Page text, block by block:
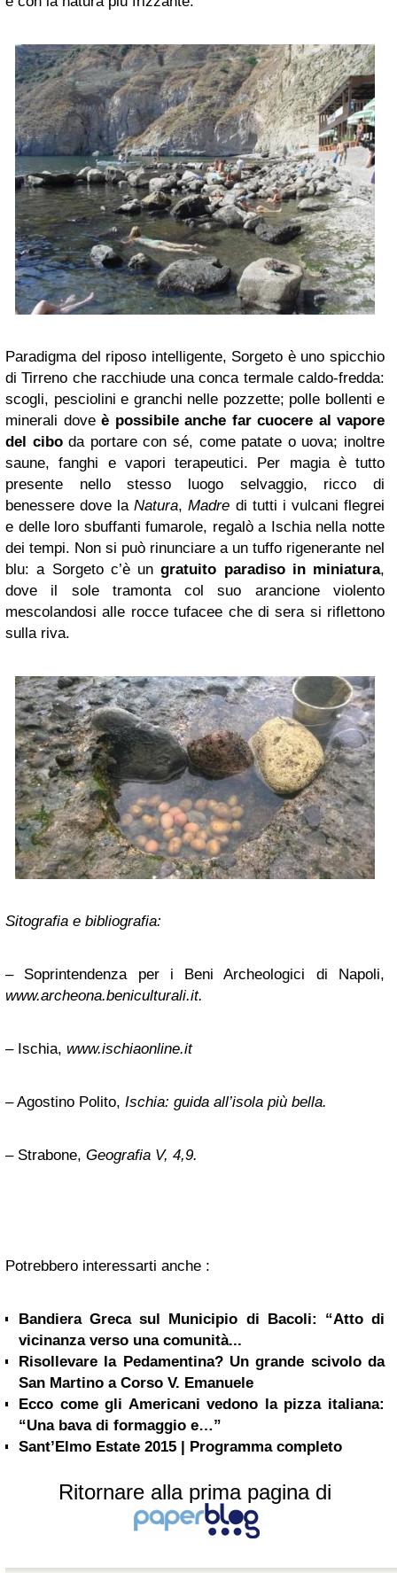
Paradigma del riposo intelligente, Sorgeto è uno spicchio
di Tirreno che racchiude una conca termale caldo-fredda:
scogli, pesciolini e granchi nelle pozzette; polle bollenti e
minerali dove è possibile anche far cuocere al vapore
del ciboda portare con sé, come patate o uova; inoltre
saune, fanghi e vapori terapeutici. Per magia è tutto
presente nello stesso luogo selvaggio, ricco di
benessere dove laNatura,Madre di tutti i vulcani flegrei
e delle loro sbuffanti fumarole, regalò a Ischia nella notte
dei tempi. Non si può rinunciare a un tuffo rigenerante nel
blu: a Sorgeto c’è ungratuito paradiso in miniatura,
dove il sole tramonta col suo arancione violento
mescolandosi alle rocce tufacee che di sera si riflettono
sulla riva.
Sitografia e bibliografia:
– Soprintendenza per i Beni Archeologici di Napoli,
www.archeona.beniculturali.it.
– Ischia, www.ischiaonline.it
– Agostino Polito, Ischia: guida all’isola più bella.
– Strabone, Geografia V, 4,9.
Potrebbero interessarti anche :
Bandiera Greca sul Municipio di Bacoli: “Atto di
vicinanza verso una comunità...
Risollevare la Pedamentina? Un grande scivolo da
San Martino a Corso V. Emanuele
Ecco come gli Americani vedono la pizza italiana:
“Una bava di formaggio e…”
Sant’Elmo Estate 2015 | Programma completo
Ritornare alla prima pagina di